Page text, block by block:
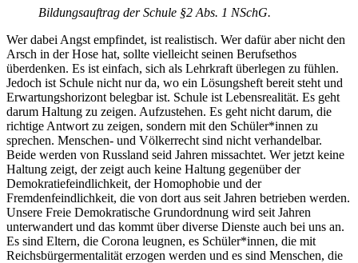
Bildungsauftrag der Schule §2 Abs. 1 NSchG.
Wer dabei Angst empfindet, ist realistisch. Wer dafür aber nicht den
Arsch in der Hose hat, sollte vielleicht seinen Berufsethos
überdenken. Es ist einfach, sich als Lehrkraft überlegen zu fühlen.
Jedoch ist Schule nicht nur da, wo ein Lösungsheft bereit steht und
Erwartungshorizont belegbar ist. Schule ist Lebensrealität. Es geht
darum Haltung zu zeigen. Aufzustehen. Es geht nicht darum, die
richtige Antwort zu zeigen, sondern mit den Schüler*innen zu
sprechen. Menschen- und Völkerrecht sind nicht verhandelbar.
Beide werden von Russland seid Jahren missachtet. Wer jetzt keine
Haltung zeigt, der zeigt auch keine Haltung gegenüber der
Demokratiefeindlichkeit, der Homophobie und der
Fremdenfeindlichkeit, die von dort aus seit Jahren betrieben werden.
Unsere Freie Demokratische Grundordnung wird seit Jahren
unterwandert und das kommt über diverse Dienste auch bei uns an.
Es sind Eltern, die Corona leugnen, es Schüler*innen, die mit
Reichsbürgermentalität erzogen werden und es sind Menschen, die